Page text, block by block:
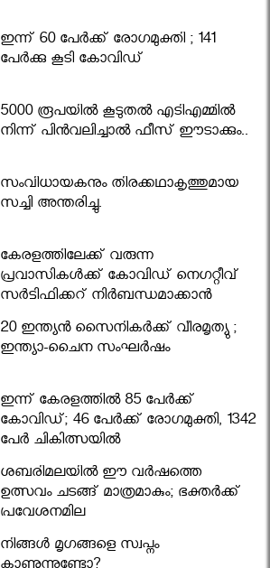
ഇന്ന് 60 പേർക്ക് രോഗമുക്തി ; 141
പേര്‍ക്കു കൂടി കോവിഡ്
5000 രൂപയിൽ കൂടുതൽ എടിഎമ്മിൽ
നിന്ന് പിൻവലിച്ചാൽ ഫീസ് ഈടാക്കും..
സംവിധായകനും തിരക്കഥാകൃത്തുമായ
സച്ചി അന്തരിച്ചു.
കേരളത്തിലേക്ക് വരുന്ന
പ്രവാസികള്‍ക്ക് കോവിഡ് നെഗറ്റീവ്
സര്‍ട്ടിഫിക്കറ്റ് നിർബന്ധമാക്കാൻ
മന്ത്രിസഭ
20 ഇന്ത്യൻ സൈനികർക്ക് വീരമൃത്യു ;
ഇന്ത്യാ-ചൈന സംഘർഷം
ഇന്ന് കേരളത്തിൽ 85 പേർക്ക്
കോവിഡ്; 46 പേർക്ക് രോഗമുക്തി, 1342
പേർ ചികിത്സയിൽ
ശബരിമലയില്‍ ഈ വർഷത്തെ
ഉത്സവം ചടങ്ങ് മാത്രമാകും; ഭക്തർക്ക്
പ്രവേശനമില്ല
നിങ്ങള്‍ മൃഗങ്ങളെ സ്വപ്നം